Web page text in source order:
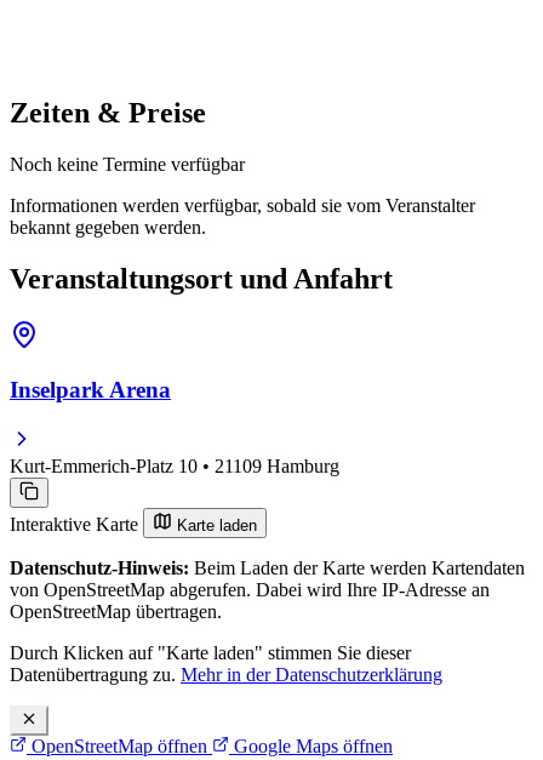
Zeiten & Preise
Noch keine Termine verfügbar
Informationen werden verfügbar, sobald sie vom Veranstalter
bekannt gegeben werden.
Veranstaltungsort und Anfahrt
Inselpark Arena
Kurt-Emmerich-Platz 10 • 21109 Hamburg
Interaktive Karte Karte laden
Datenschutz-Hinweis: Beim Laden der Karte werden Kartendaten
von OpenStreetMap abgerufen. Dabei wird Ihre IP-Adresse an
OpenStreetMap übertragen.
Durch Klicken auf "Karte laden" stimmen Sie dieser
Datenübertragung zu. Mehr in der Datenschutzerklärung
OpenStreetMap öffnen
Google Maps öffnen